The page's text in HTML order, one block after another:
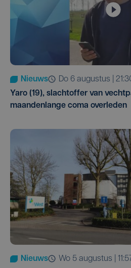
Nieuws
do 6 augustus |
Yaro (19), slachtoffer van
maandenlange coma overleden
Nieuws
wo 5 augustus |